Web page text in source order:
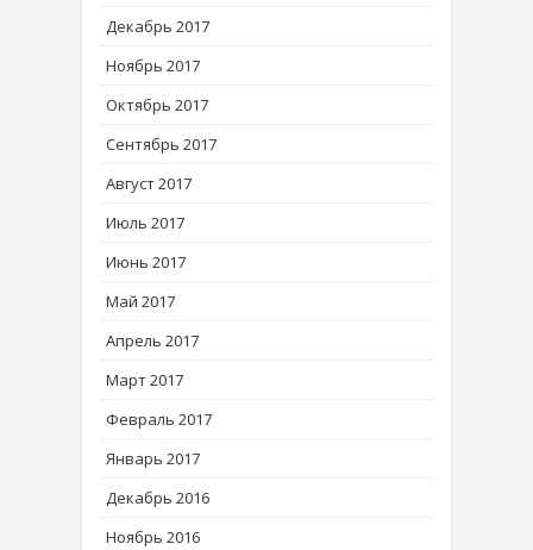
Декабрь 2017
Ноябрь 2017
Октябрь 2017
Сентябрь 2017
Август 2017
Июль 2017
Июнь 2017
Май 2017
Апрель 2017
Март 2017
Февраль 2017
Январь 2017
Декабрь 2016
Ноябрь 2016